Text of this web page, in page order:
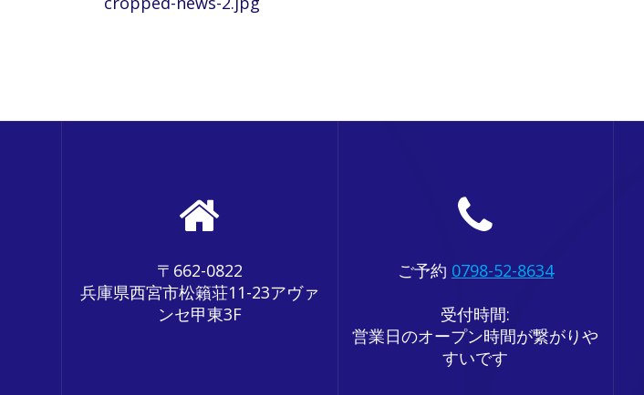
ゲ
〒662-0822
兵庫県西宮市松籟荘11-23アヴァ
ンセ甲東3F
ご予約 0798-52-8634
受付時間:
営業日のオープン時間が繋がりや
すいです